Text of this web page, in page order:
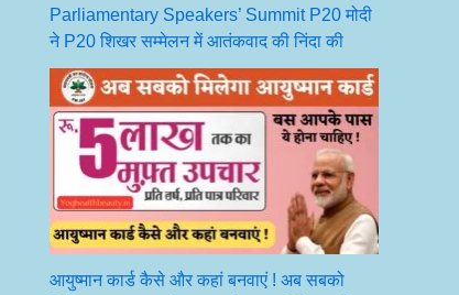
Parliamentary Speakers’ Summit P20 मोदी
ने P20 शिखर सम्मेलन में आतंकवाद की निंदा की
आयुष्मान कार्ड कैसे और कहां बनवाएं ! अब सबको